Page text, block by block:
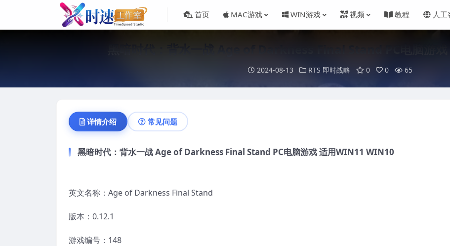
首页 MAC游戏 WIN游戏 视频 教程 人工
黑暗时代：背水一战 Age of Darkness Final Stand PC电脑游戏
2024-08-13 RTS 即时战略 0 0 65
详情介绍 常见问题
黑暗时代：背水一战 Age of Darkness Final Stand PC电脑游戏 适用WIN11 WIN10
英文名称：Age of Darkness Final Stand
版本：0.12.1
游戏编号：148